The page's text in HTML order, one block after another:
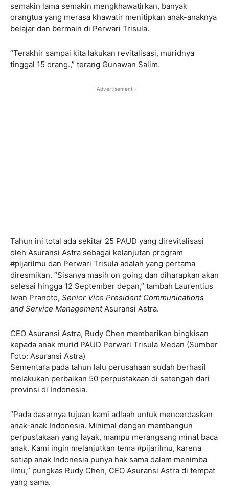
semakin lama semakin mengkhawatirkan, banyak
orangtua yang merasa khawatir menitipkan anak-anaknya
belajar dan bermain di Perwari Trisula.
“Terakhir sampai kita lakukan revitalisasi, muridnya
tinggal 15 orang.,” terang Gunawan Salim.
- Advertisement -
Tahun ini total ada sekitar 25 PAUD yang direvitalisasi
oleh Asuransi Astra sebagai kelanjutan program
#pijarilmu dan Perwari Trisula adalah yang pertama
diresmikan. “Sisanya masih on going dan diharapkan akan
selesai hingga 12 September depan,” tambah Laurentius
Iwan Pranoto, Senior Vice President Communications
and Service ManagementAsuransi Astra.
CEO Asuransi Astra, Rudy Chen memberikan bingkisan
kepada anak murid PAUD Perwari Trisula Medan (Sumber
Foto: Asuransi Astra)
Sementara pada tahun lalu perusahaan sudah berhasil
melakukan perbaikan 50 perpustakaan di setengah dari
provinsi di Indonesia.
“Pada dasarnya tujuan kami adlaah untuk mencerdaskan
anak-anak Indonesia. Minimal dengan membangun
perpustakaan yang layak, mampu merangsang minat baca
anak. Kami ingin melanjutkan tema #pijarilmu, karena
setiap anak Indonesia punya hak sama dalam menimba
ilmu,” pungkas Rudy Chen, CEO Asuransi Astra di tempat
yang sama.